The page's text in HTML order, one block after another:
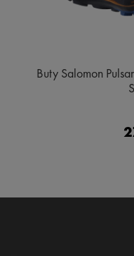
Buty Salomon